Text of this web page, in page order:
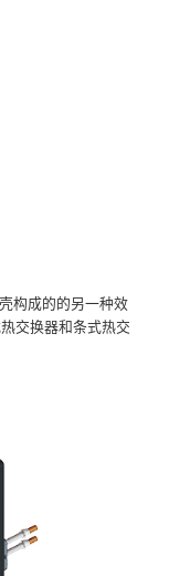
构成的的另一种效
交换器和条式热交